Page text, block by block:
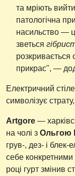
та мріють
патологічна
насильство —
зветься
розкривається
прикрас", —
Електричний
символізує
Artgore —
на чолі з Ольгою
грув-, дез- і
себе
році гурт змінив